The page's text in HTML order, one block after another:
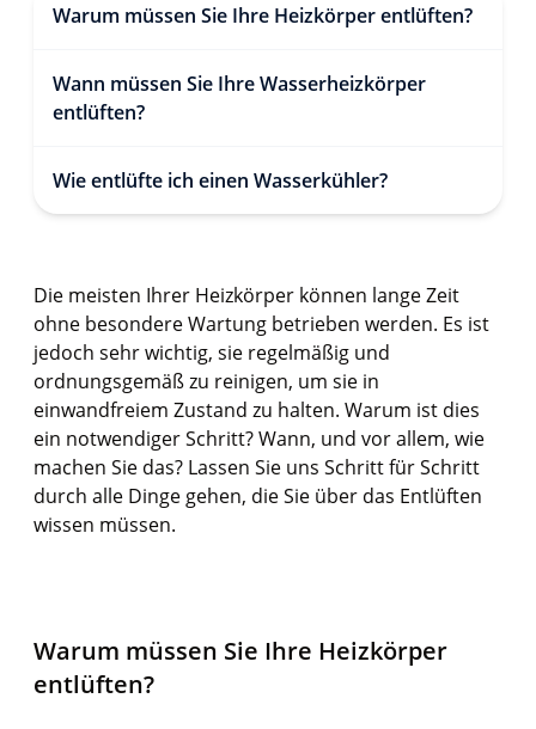
Warum müssen Sie Ihre Heizkörper entlüften?
Wann müssen Sie Ihre Wasserheizkörper
entlüften?
Wie entlüfte ich einen Wasserkühler?
Die meisten Ihrer Heizkörper können lange Zeit
ohne besondere Wartung betrieben werden. Es ist
jedoch sehr wichtig, sie regelmäßig und
ordnungsgemäß zu reinigen, um sie in
einwandfreiem Zustand zu halten. Warum ist dies
ein notwendiger Schritt? Wann, und vor allem, wie
machen Sie das? Lassen Sie uns Schritt für Schritt
durch alle Dinge gehen, die Sie über das Entlüften
wissen müssen.
Warum müssen Sie Ihre Heizkörper
entlüften?